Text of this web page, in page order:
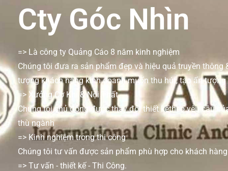
Cty Góc Nhìn
=> Là công ty Quảng Cáo 8 năm kinh nghiệm
Chúng tôi đưa ra sản phẩm đẹp và hiệu quả truyền
tượng khách hàng kinh doanh muốn thu hút, tạo ấn tượng
=> Xưởng Cơ Khí & Nội Thất
Chúng tôi chủ động được thay đổi thiết kếtheo yêu cầu
thù ngành
=> Kinh nghiệm trong thi công
Chúng tôi tư vấn được sản phẩm phù hợp cho khách
=> Tư vấn - thiết kế - Thi Công.